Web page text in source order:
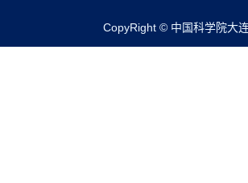
CopyRight © 中国科学院大